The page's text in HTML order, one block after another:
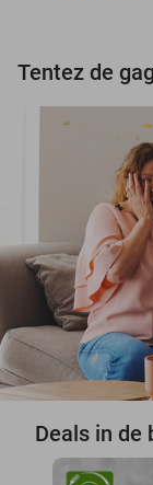
Deals in de